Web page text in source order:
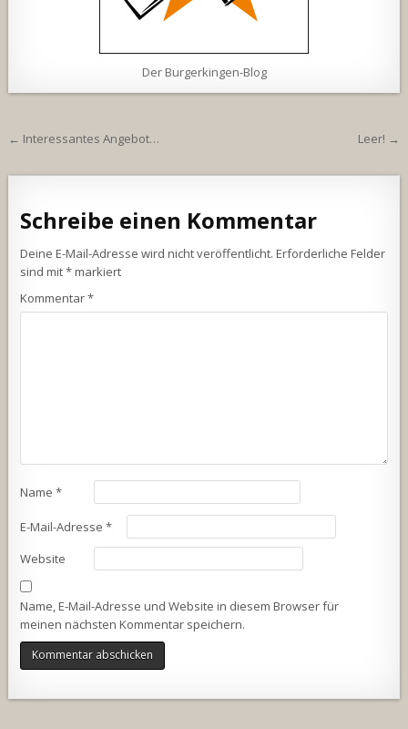
Der Burgerkingen-Blog
Beitragsnavigation
← Interessantes Angebot… Leer! →
Schreibe einen Kommentar
Deine E-Mail-Adresse wird nicht veröffentlicht. Erforderliche Felder
sind mit*markiert
Kommentar*
Name*
E-Mail-Adresse*
Website
Name, E-Mail-Adresse und Website in diesem Browser für
meinen nächsten Kommentar speichern.